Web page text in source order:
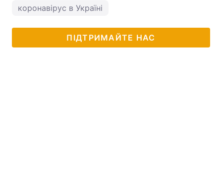
коронавірус в Україні
ПІДТРИМАЙТЕ НАС